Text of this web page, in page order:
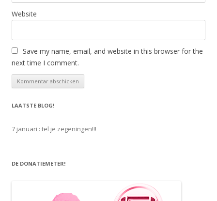
Website
Save my name, email, and website in this browser for the
next time I comment.
LAATSTE BLOG!
7 januari : tel je zegeningen!!!
DE DONATIEMETER!